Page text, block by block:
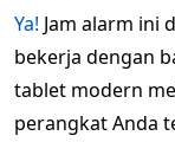
Ya! Jam alarm ini
bekerja dengan
tablet modern
perangkat Anda